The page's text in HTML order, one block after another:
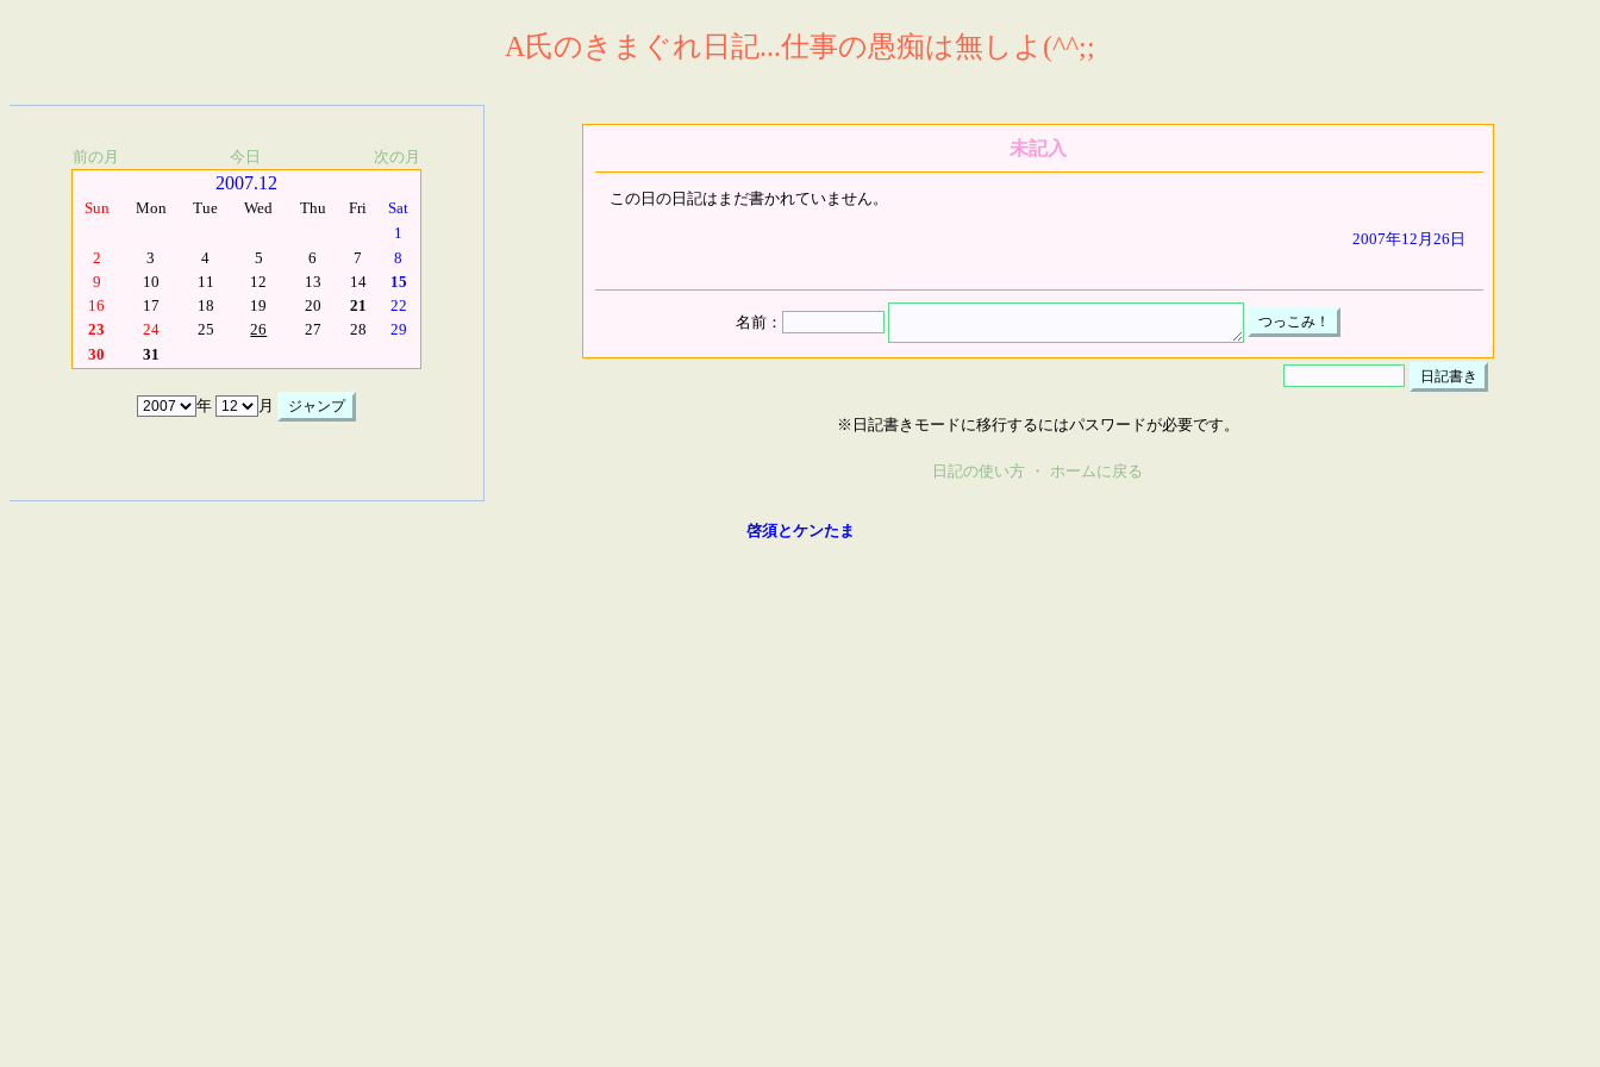
A氏のきまぐれ日記...仕事の愚痴は無しよ(^^;;
前の月 今日 次の月
2007.12
Sun Mon Tue Wed Thu Fri
Sat
1
2
3 4 5 6 7
8
9
10 11 12 13 14
15
16
17 18 19 20 21
22
23
24 25 26 27 28
29
30
31
年 月
未記入
この日の日記はまだ書かれていません。
2007年12月26日
名前：
※日記書きモードに移行するにはパスワードが必要です。
日記の使い方 ・ ホームに戻る
啓須とケンたま